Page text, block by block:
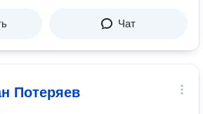
Чат
Потеряев